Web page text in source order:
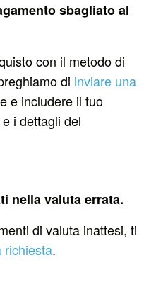
sbagliato al
con il metodo di
di inviare una
e includere il tuo
i dettagli del
nella valuta errata.
di valuta inattesi, ti
richiesta.